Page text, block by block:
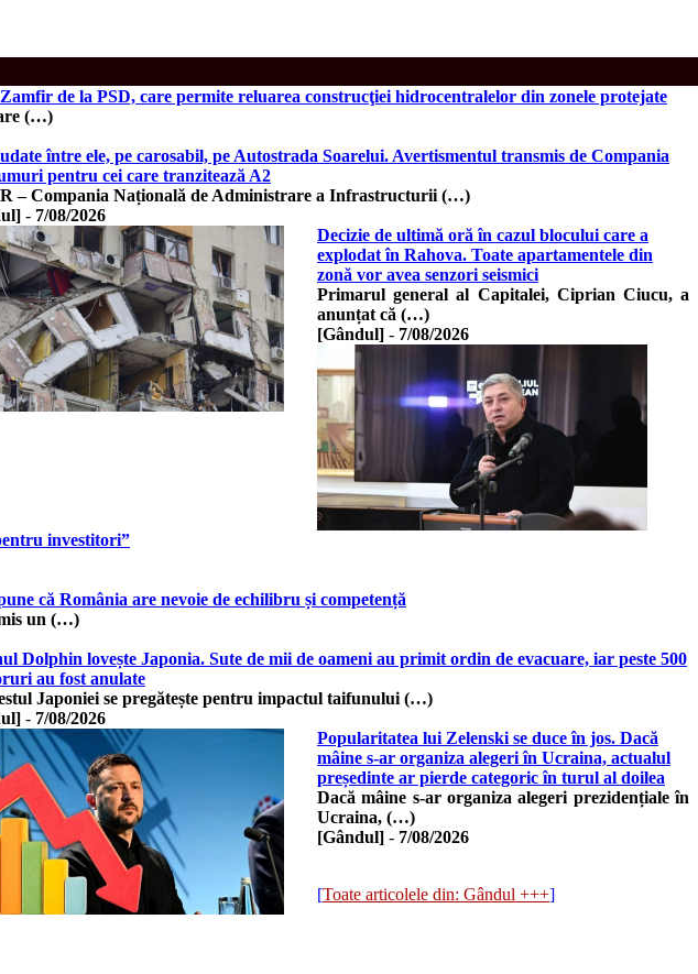
de la PSD, care permite reluarea construcţiei hidrocentralelor din zonele protejate
(…)
între ele, pe carosabil, pe Autostrada Soarelui. Avertismentul transmis de Compania
pentru cei care tranzitează A2
– Compania Națională de Administrare a Infrastructurii (…)
- 7/08/2026
Decizie de ultimă oră în cazul blocului care a
explodat în Rahova. Toate apartamentele din
zonă vor avea senzori seismici
Primarul general al Capitalei, Ciprian Ciucu, a
anunțat că (…)
[Gândul] - 7/08/2026
investitori”
că România are nevoie de echilibru și competență
un (…)
Dolphin lovește Japonia. Sute de mii de oameni au primit ordin de evacuare, iar peste 500
au fost anulate
Japoniei se pregătește pentru impactul taifunului (…)
- 7/08/2026
Popularitatea lui Zelenski se duce în jos. Dacă
mâine s-ar organiza alegeri în Ucraina, actualul
președinte ar pierde categoric în turul al doilea
Dacă mâine s-ar organiza alegeri prezidențiale în
Ucraina, (…)
[Gândul] - 7/08/2026
[Toate articolele din: Gândul +++]